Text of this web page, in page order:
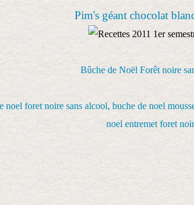
Pim's géant chocolat
Bûche de Noël Forêt noire